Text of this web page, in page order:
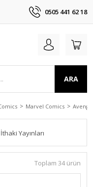
0505 441 62 18
ARA
Marvel Comics
İthaki Yayınları
Toplam 34 ürün